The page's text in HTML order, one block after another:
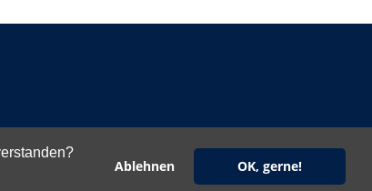
Ablehnen OK, gerne!